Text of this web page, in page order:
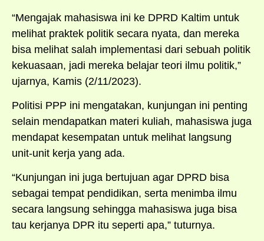
“Mengajak mahasiswa ini ke DPRD Kaltim untuk
melihat praktek politik secara nyata, dan mereka
bisa melihat salah implementasi dari sebuah politik
kekuasaan, jadi mereka belajar teori ilmu politik,”
ujarnya, Kamis (2/11/2023).
Politisi PPP ini mengatakan, kunjungan ini penting
selain mendapatkan materi kuliah, mahasiswa juga
mendapat kesempatan untuk melihat langsung
unit-unit kerja yang ada.
“Kunjungan ini juga bertujuan agar DPRD bisa
sebagai tempat pendidikan, serta menimba ilmu
secara langsung sehingga mahasiswa juga bisa
tau kerjanya DPR itu seperti apa,” tuturnya.